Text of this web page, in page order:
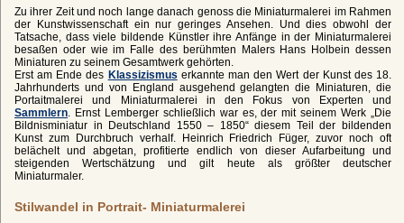
Zu ihrer Zeit und noch lange danach genoss die Miniaturmalerei im Rahmen
der Kunstwissenschaft ein nur geringes Ansehen. Und dies obwohl der
Tatsache, dass viele bildende Künstler ihre Anfänge in der Miniaturmalerei
besaßen oder wie im Falle des berühmten Malers Hans Holbein dessen
Miniaturen zu seinem Gesamtwerk gehörten.
Erst am Ende des Klassizismus erkannte man den Wert der Kunst des 18.
Jahrhunderts und von England ausgehend gelangten die Miniaturen, die
Portaitmalerei und Miniaturmalerei in den Fokus von Experten und
Sammlern . Ernst Lemberger schließlich war es, der mit seinem Werk „Die
Bildnisminiatur in Deutschland 1550 – 1850“ diesem Teil der bildenden
Kunst zum Durchbruch verhalf. Heinrich Friedrich Füger, zuvor noch oft
belächelt und abgetan, profitierte endlich von dieser Aufarbeitung und
steigenden Wertschätzung und gilt heute als größter deutscher
Miniaturmaler.
Stilwandel in Portrait- Miniaturmalerei